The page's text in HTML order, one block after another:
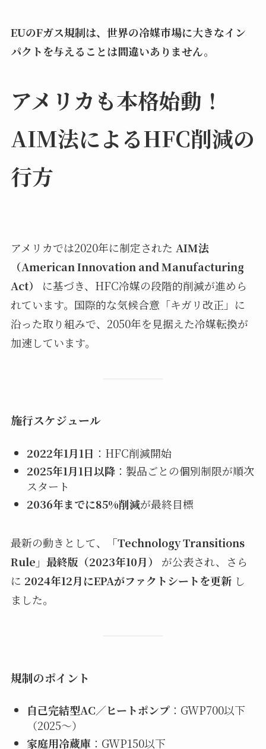
EUのFガス規制は、世界の冷媒市場に大きなイン
パクトを与えることは間違いありません。
アメリカも本格始動！
AIM法によるHFC削減の
行方
アメリカでは2020年に制定された AIM法
（American Innovation and Manufacturing
Act）
に基づき、HFC冷媒の段階的削減が進めら
れています。国際的な気候合意「キガリ改正」に
沿った取り組みで、2050年を見据えた冷媒転換が
加速しています。
施行スケジュール
2022年1月1日 ：HFC削減開始
2025年1月1日以降：製品ごとの個別制限が順次
スタート
2036年までに85%削減が最終目標
最新の動きとして、
「Technology Transitions
Rule」最終版（2023年10月）
が公表され、さら
に 2024年12月にEPAがファクトシートを更新し
ました。
規制のポイント
自己完結型AC／ヒートポンプ：GWP700以下
（2025〜）
家庭用冷蔵庫 ：GWP150以下